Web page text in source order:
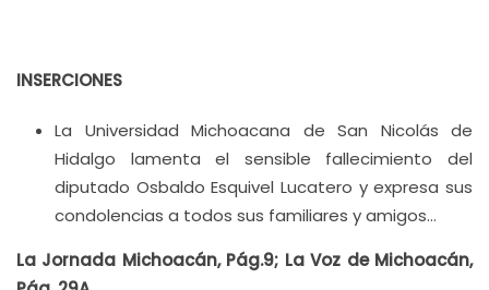
INSERCIONES
La Universidad Michoacana de San Nicolás de
Hidalgo lamenta el sensible fallecimiento del
diputado Osbaldo Esquivel Lucatero y expresa sus
condolencias a todos sus familiares y amigos…
La Jornada Michoacán, Pág.9; La Voz de Michoacán,